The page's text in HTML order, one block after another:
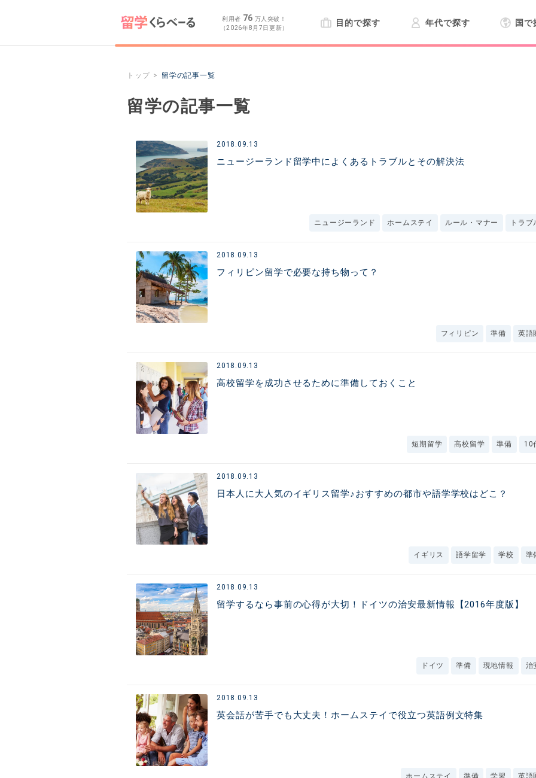
利用者 76 万人突破！
（2026年8月7日更新）
目的で探す 年代で探す 国で
トップ 留学の記事一覧
留学の記事一覧
2018.09.13
ニュージーランド留学中によくあるトラブルとその解決法
ニュージーランド ホームステイ ルール・マナー トラブ
2018.09.13
フィリピン留学で必要な持ち物って？
フィリピン 準備 英語
2018.09.13
高校留学を成功させるために準備しておくこと
短期留学 高校留学 準備 10
2018.09.13
日本人に大人気のイギリス留学♪おすすめの都市や語学学校はどこ？
イギリス 語学留学 学校 準
2018.09.13
留学するなら事前の心得が大切！ドイツの治安最新情報【2016年度版】
ドイツ 準備 現地情報 治
2018.09.13
英会話が苦手でも大丈夫！ホームステイで役立つ英語例文特集
ホームステイ 準備 学習 英語